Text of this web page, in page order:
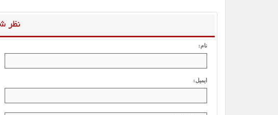
نظر
نام:
ایمیل: